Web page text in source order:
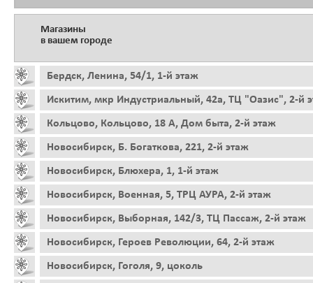
Магазины
в вашем городе
Бердск, Ленина, 54/1, 1-й этаж
Искитим, мкр Индустриальный, 42а, ТЦ "Оазис", 2-й
Кольцово, Кольцово, 18 А, Дом быта, 2-й этаж
Новосибирск, Б. Богаткова, 221, 2-й этаж
Новосибирск, Блюхера, 1, 1-й этаж
Новосибирск, Военная, 5, ТРЦ АУРА, 2-й этаж
Новосибирск, Выборная, 142/3, ТЦ Пассаж, 2-й этаж
Новосибирск, Героев Революции, 64, 2-й этаж
Новосибирск, Гоголя, 9, цоколь